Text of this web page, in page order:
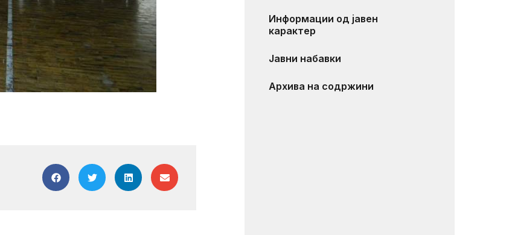
Информации од јавен
карактер
Јавни набавки
Архива на содржини